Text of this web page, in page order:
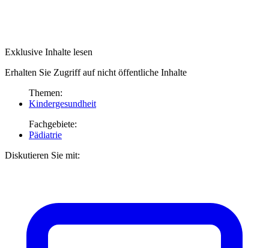
Exklusive Inhalte lesen
Erhalten Sie Zugriff auf nicht öffentliche Inhalte
Themen:
Kindergesundheit
Fachgebiete:
Pädiatrie
Diskutieren Sie mit: